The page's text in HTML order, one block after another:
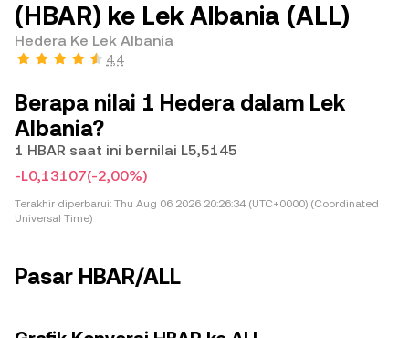
(HBAR) ke Lek Albania (ALL)
Hedera Ke Lek Albania
4,4
Berapa nilai 1 Hedera dalam Lek
Albania?
1 HBAR saat ini bernilai L5,5145
-L0,13107(-2,00%)
Terakhir diperbarui: Thu Aug 06 2026 20:26:34 (UTC+0000) (Coordinated
Universal Time)
Pasar HBAR/ALL